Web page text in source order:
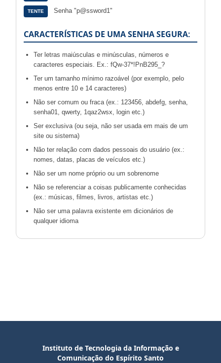
TENTE Senha "p@ssword1"
CARACTERÍSTICAS DE UMA SENHA SEGURA:
Ter letras maiúsculas e minúsculas, números e
caracteres especiais. Ex.: fQw-37*!PnB295_?
Ter um tamanho mínimo razoável (por exemplo, pelo
menos entre 10 e 14 caracteres)
Não ser comum ou fraca (ex.: 123456, abdefg, senha,
senha01, qwerty, 1qaz2wsx, login etc.)
Ser exclusiva (ou seja, não ser usada em mais de um
site ou sistema)
Não ter relação com dados pessoais do usuário (ex.:
nomes, datas, placas de veículos etc.)
Não ser um nome próprio ou um sobrenome
Não se referenciar a coisas publicamente conhecidas
(ex.: músicas, filmes, livros, artistas etc.)
Não ser uma palavra existente em dicionários de
qualquer idioma
Instituto de Tecnologia da Informação e
Comunicação do Espírito Santo